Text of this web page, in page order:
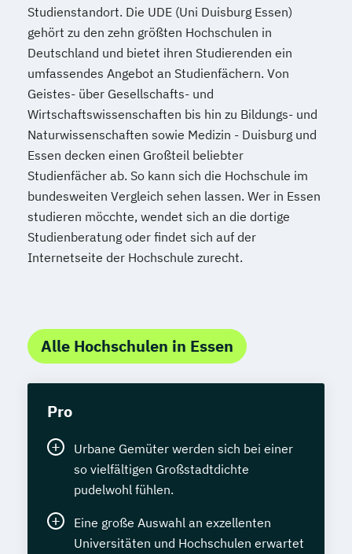
Studienstandort. Die UDE (Uni Duisburg Essen)
gehört zu den zehn größten Hochschulen in
Deutschland und bietet ihren Studierenden ein
umfassendes Angebot an Studienfächern. Von
Geistes- über Gesellschafts- und
Wirtschaftswissenschaften bis hin zu Bildungs- und
Naturwissenschaften sowie Medizin - Duisburg und
Essen decken einen Großteil beliebter
Studienfächer ab. So kann sich die Hochschule im
bundesweiten Vergleich sehen lassen. Wer in Essen
studieren möcchte, wendet sich an die dortige
Studienberatung oder findet sich auf der
Internetseite der Hochschule zurecht.
Alle Hochschulen in Essen
Pro
Urbane Gemüter werden sich bei einer
so vielfältigen Großstadtdichte
pudelwohl fühlen.
Eine große Auswahl an exzellenten
Universitäten und Hochschulen erwartet